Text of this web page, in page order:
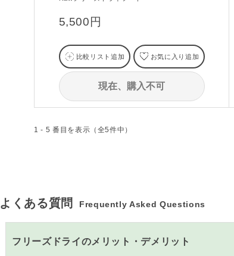
5,500円
比較リスト追加 お気に入り追加
現在、購入不可
1 - 5 番目を表示（全5件中）
よくある質問 Frequently Asked Questions
フリーズドライのメリット・デメリット